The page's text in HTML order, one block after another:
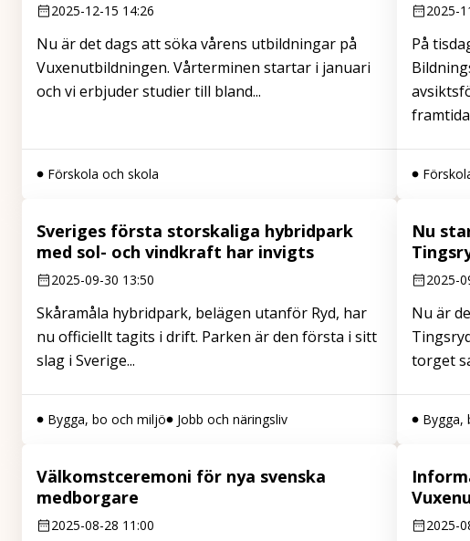
2025-12-15 14:26
Nu är det dags att söka vårens utbildningar på
Vuxenutbildningen. Vårterminen startar i januari
och vi erbjuder studier till bland...
Förskola och skola
2025-
På
Sveriges första storskaliga hybridpark
med sol- och vindkraft har invigts
2025-09-30 13:50
Skåramåla hybridpark, belägen utanför Ryd, har
nu officiellt tagits i drift. Parken är den första i sitt
slag i Sverige...
Bygga, bo och miljö Jobb och näringsliv
Nu
2025-
Nu är
torget
Bygga,
Välkomstceremoni för nya svenska
medborgare
2025-08-28 11:00 2025-